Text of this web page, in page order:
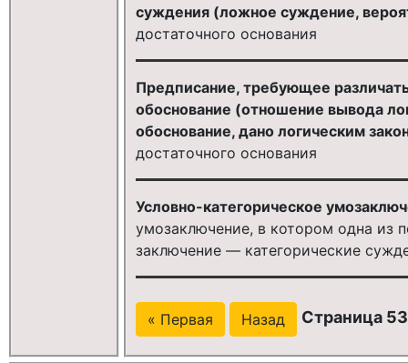
суждения (ложное суждение,
достаточного основания
Предписание, требующее
обоснование (отношение вывода
обоснование, дано логическим
достаточного основания
Условно-категорическое
умозаключение, в котором одна из
заключение — категорические
« Первая Назад Страница